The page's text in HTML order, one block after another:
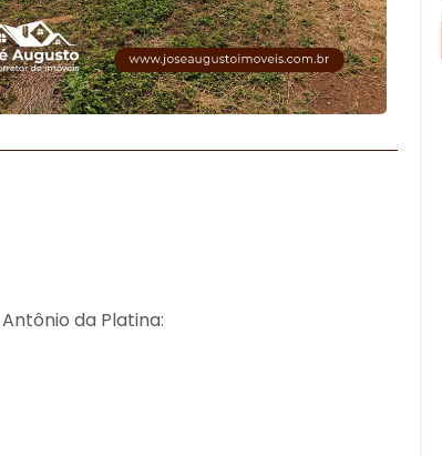
da Platina: